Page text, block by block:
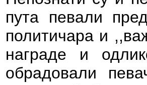
пута певали
политичара и
награде и
обрадовали